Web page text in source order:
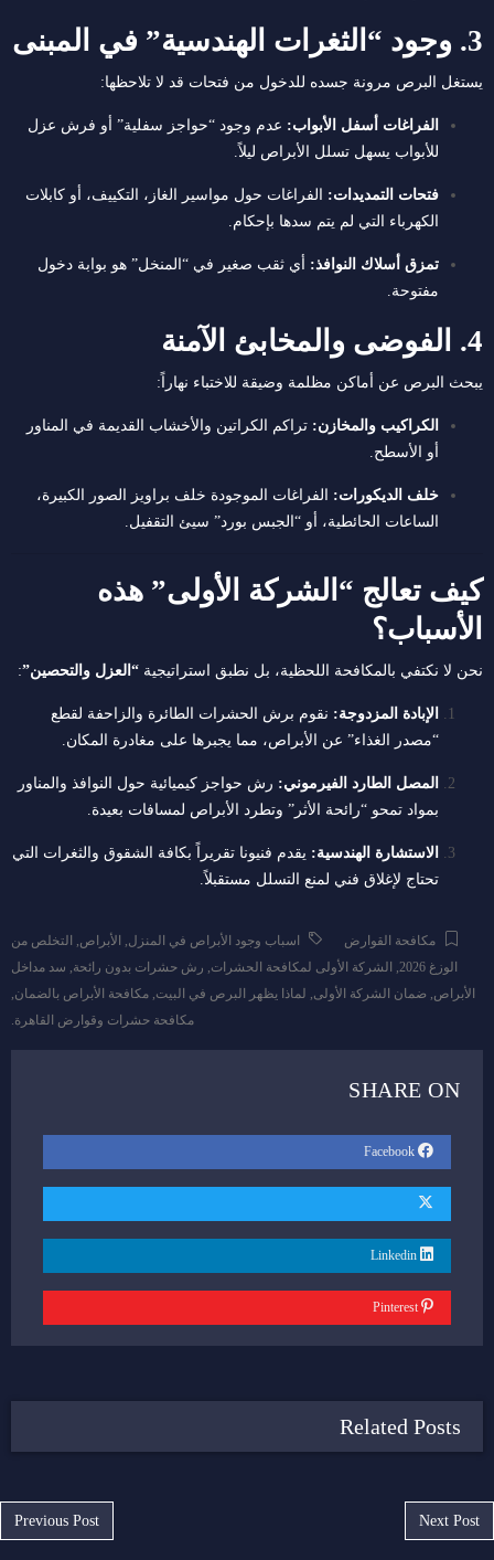
3. وجود “الثغرات الهندسية” في المبنى
يستغل البرص مرونة جسده للدخول من فتحات قد لا تلاحظها:
الفراغات أسفل الأبواب: عدم وجود “حواجز سفلية” أو فرش عزل
للأبواب يسهل تسلل الأبراص ليلاً.
فتحات التمديدات: الفراغات حول مواسير الغاز، التكييف، أو كابلات
الكهرباء التي لم يتم سدها بإحكام.
تمزق أسلاك النوافذ: أي ثقب صغير في “المنخل” هو بوابة دخول
مفتوحة.
4. الفوضى والمخابئ الآمنة
يبحث البرص عن أماكن مظلمة وضيقة للاختباء نهاراً:
الكراكيب والمخازن: تراكم الكراتين والأخشاب القديمة في المناور
أو الأسطح.
خلف الديكورات: الفراغات الموجودة خلف براويز الصور الكبيرة،
الساعات الحائطية، أو “الجبس بورد” سيئ التقفيل.
كيف تعالج “الشركة الأولى” هذه
الأسباب؟
نحن لا نكتفي بالمكافحة اللحظية، بل نطبق استراتيجية “العزل والتحصين”:
الإبادة المزدوجة: نقوم برش الحشرات الطائرة والزاحفة لقطع
“مصدر الغذاء” عن الأبراص، مما يجبرها على مغادرة المكان.
المصل الطارد الفيرموني: رش حواجز كيميائية حول النوافذ والمناور
بمواد تمحو “رائحة الأثر” وتطرد الأبراص لمسافات بعيدة.
الاستشارة الهندسية: يقدم فنيونا تقريراً بكافة الشقوق والثغرات التي
تحتاج لإغلاق فني لمنع التسلل مستقبلاً.
مكافحة القوارض اسباب وجود الأبراص في المنزل الأبراص التخلص من
الوزغ 2026
الشركة الأولى لمكافحة الحشرات رش حشرات بدون رائحة سد مداخل
الأبراص ضمان الشركة الأولى لماذا يظهر البرص في البيت مكافحة الأبراص بالضمان
مكافحة حشرات وقوارض القاهرة.
SHARE ON
Related Posts
Post navigation
Previous Post Next Post